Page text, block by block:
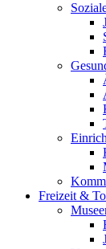
Freizeit &